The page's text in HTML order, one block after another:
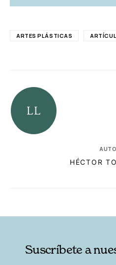
ARTES PLÁSTICAS
HÉCTOR
Suscríbete a